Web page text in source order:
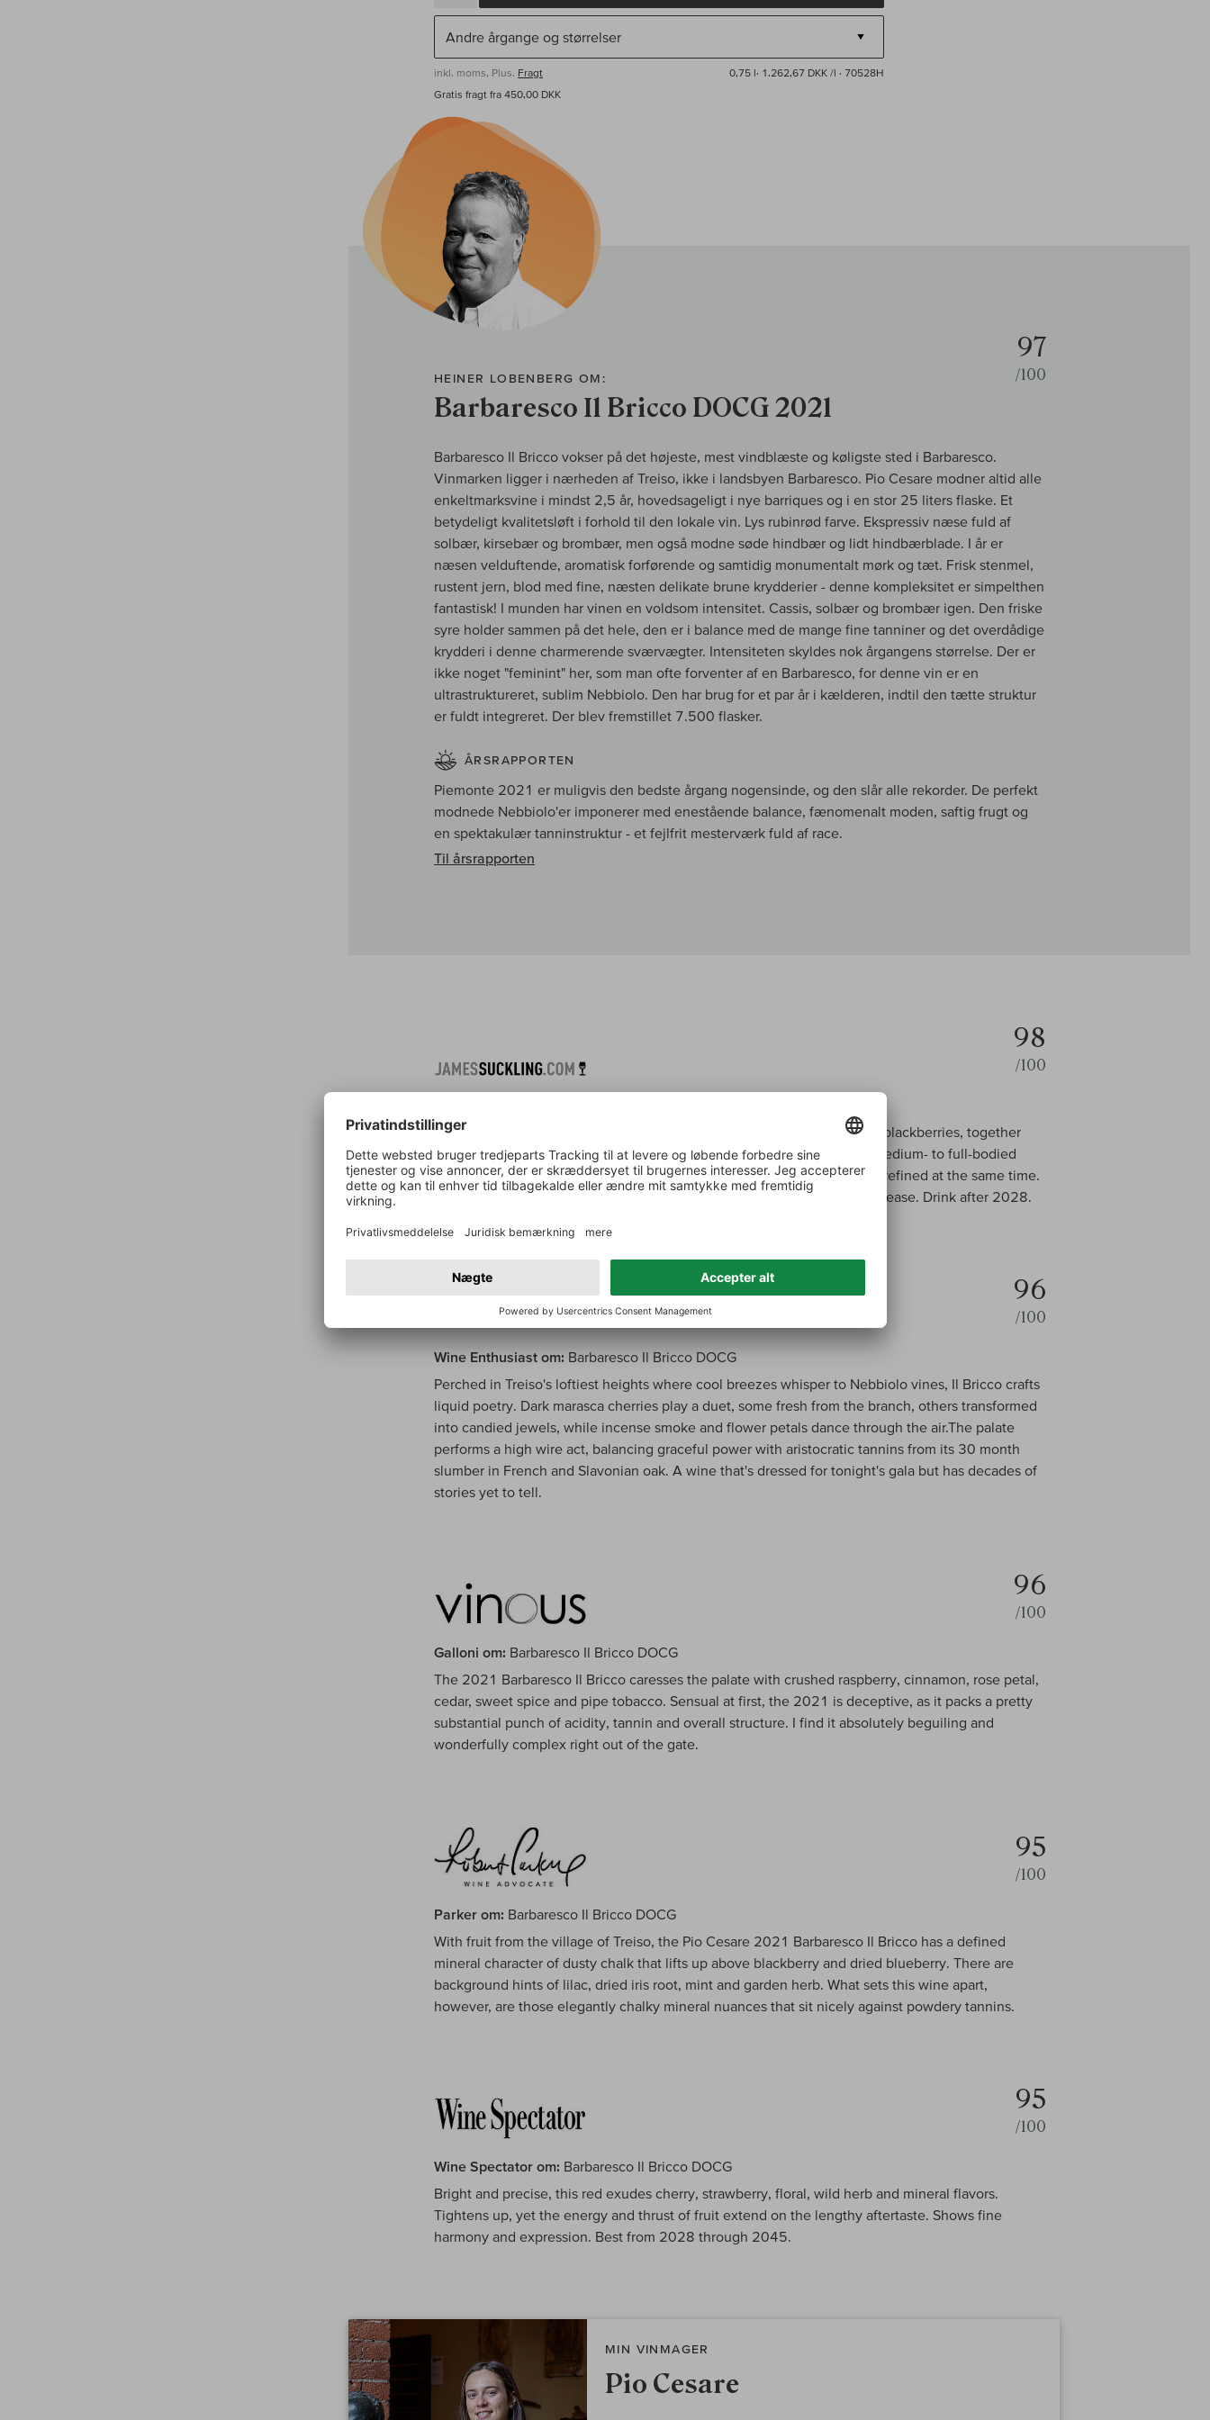
inkl. moms, Plus. Fragt 0,75 l· 1.262,67 DKK /l · 70528H
Gratis fragt fra 450,00 DKK
HEINER LOBENBERG OM:
Barbaresco Il Bricco DOCG 2021
97
/100
Barbaresco Il Bricco vokser på det højeste, mest vindblæste og køligste sted i Barbaresco.
Vinmarken ligger i nærheden af Treiso, ikke i landsbyen Barbaresco. Pio Cesare modner altid alle
enkeltmarksvine i mindst 2,5 år, hovedsageligt i nye barriques og i en stor 25 liters flaske. Et
betydeligt kvalitetsløft i forhold til den lokale vin. Lys rubinrød farve. Ekspressiv næse fuld af
solbær, kirsebær og brombær, men også modne søde hindbær og lidt hindbærblade. I år er
næsen velduftende, aromatisk forførende og samtidig monumentalt mørk og tæt. Frisk stenmel,
rustent jern, blod med fine, næsten delikate brune krydderier - denne kompleksitet er simpelthen
fantastisk! I munden har vinen en voldsom intensitet. Cassis, solbær og brombær igen. Den friske
syre holder sammen på det hele, den er i balance med de mange fine tanniner og det overdådige
krydderi i denne charmerende sværvægter. Intensiteten skyldes nok årgangens størrelse. Der er
ikke noget "feminint" her, som man ofte forventer af en Barbaresco, for denne vin er en
ultrastruktureret, sublim Nebbiolo. Den har brug for et par år i kælderen, indtil den tætte struktur
er fuldt integreret. Der blev fremstillet 7.500 flasker.
ÅRSRAPPORTEN
Piemonte 2021 er muligvis den bedste årgang nogensinde, og den slår alle rekorder. De perfekt
modnede Nebbiolo'er imponerer med enestående balance, fænomenalt moden, saftig frugt og
en spektakulær tanninstruktur - et fejlfrit mesterværk fuld af race.
Til årsrapporten
98
/100
Intense aromas of oyster shell and dark fruit, such as black cherries and blackberries, together
with some black olives, dark mushrooms and just a touch of clove. It’s medium- to full-bodied
with linear and long tannins and a powerful finish. Yet, it’s polished and refined at the same time.
Needs time to open, but there’s so much going on here. March 2025 release. Drink after 2028.
96
/100
Wine Enthusiast om: Barbaresco Il Bricco DOCG
Perched in Treiso's loftiest heights where cool breezes whisper to Nebbiolo vines, Il Bricco crafts
liquid poetry. Dark marasca cherries play a duet, some fresh from the branch, others transformed
into candied jewels, while incense smoke and flower petals dance through the air.The palate
performs a high wire act, balancing graceful power with aristocratic tannins from its 30 month
slumber in French and Slavonian oak. A wine that's dressed for tonight's gala but has decades of
stories yet to tell.
96
/100
Galloni om: Barbaresco Il Bricco DOCG
The 2021 Barbaresco Il Bricco caresses the palate with crushed raspberry, cinnamon, rose petal,
cedar, sweet spice and pipe tobacco. Sensual at first, the 2021 is deceptive, as it packs a pretty
substantial punch of acidity, tannin and overall structure. I find it absolutely beguiling and
wonderfully complex right out of the gate.
95
/100
Parker om: Barbaresco Il Bricco DOCG
With fruit from the village of Treiso, the Pio Cesare 2021 Barbaresco Il Bricco has a defined
mineral character of dusty chalk that lifts up above blackberry and dried blueberry. There are
background hints of lilac, dried iris root, mint and garden herb. What sets this wine apart,
however, are those elegantly chalky mineral nuances that sit nicely against powdery tannins.
95
/100
Wine Spectator om: Barbaresco Il Bricco DOCG
Bright and precise, this red exudes cherry, strawberry, floral, wild herb and mineral flavors.
Tightens up, yet the energy and thrust of fruit extend on the lengthy aftertaste. Shows fine
harmony and expression. Best from 2028 through 2045.
MIN VINMAGER
Pio Cesare